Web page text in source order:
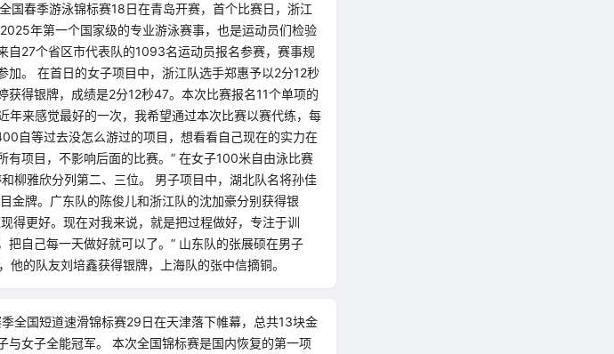
春季游泳锦标赛18日在青岛开赛，首个比赛日，浙江
年第一个国家级的专业游泳赛事，也是运动员们检验
自27个省区市代表队的1093名运动员报名参赛，赛事规
。 在首日的女子项目中，浙江队选手郑惠予以2分12秒
得银牌，成绩是2分12秒47。本次比赛报名11个单项的
年来感觉最好的一次，我希望通过本次比赛以赛代练，每
自等过去没怎么游过的项目，想看看自己现在的实力在
项目，不影响后面的比赛。” 在女子100米自由泳比赛
柳雅欣分列第二、三位。 男子项目中，湖北队名将孙佳
金牌。广东队的陈俊儿和浙江队的沈加豪分别获得银
得更好。现在对我来说，就是把过程做好，专注于训
自己每一天做好就可以了。” 山东队的张展硕在男子
的队友刘培鑫获得银牌，上海队的张中信摘铜。
全国短道速滑锦标赛29日在天津落下帷幕，总共13块金
女子全能冠军。 本次全国锦标赛是国内恢复的第一项